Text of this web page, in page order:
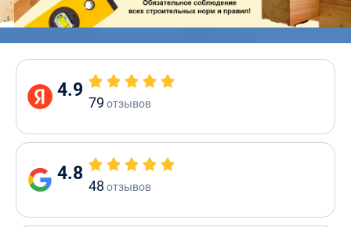
4.9
79 отзывов
4.8
48 отзывов